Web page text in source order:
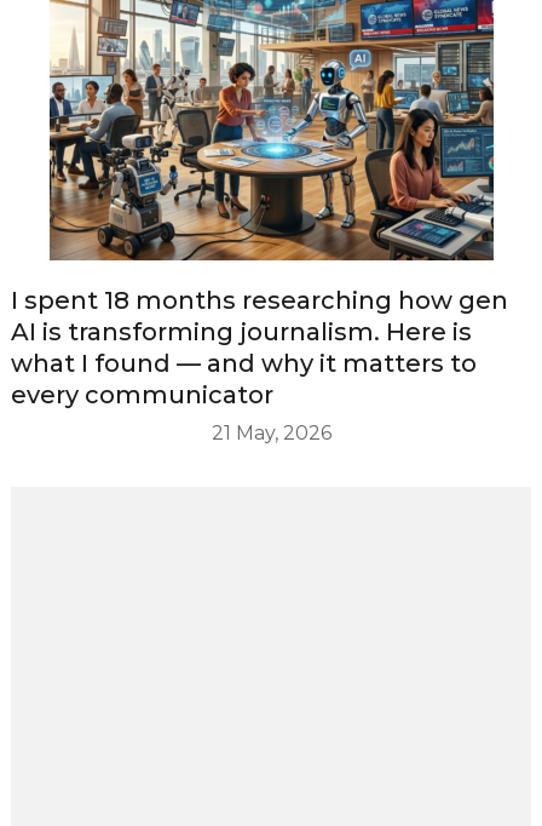
I spent 18 months researching how gen
AI is transforming journalism. Here is
what I found — and why it matters to
every communicator
21 May, 2026